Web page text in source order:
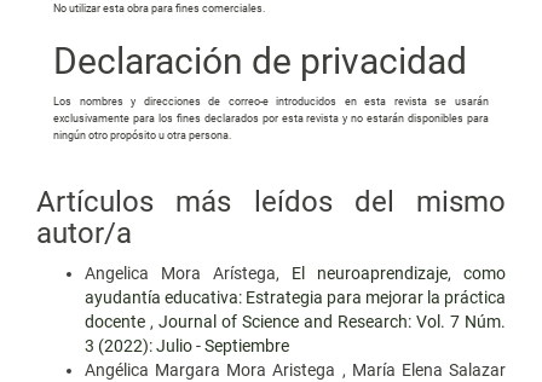
No utilizar esta obra para fines comerciales.
Declaración de privacidad
Los nombres y direcciones de correo-e introducidos en esta revista se usarán
exclusivamente para los fines declarados por esta revista y no estarán disponibles para
ningún otro propósito u otra persona.
Artículos más leídos del mismo
autor/a
Angelica Mora Arístega, El neuroaprendizaje, como
ayudantía educativa: Estrategia para mejorar la práctica
docente , Journal of Science and Research: Vol. 7 Núm.
3 (2022): Julio - Septiembre
Angélica Margara Mora Aristega , María Elena Salazar